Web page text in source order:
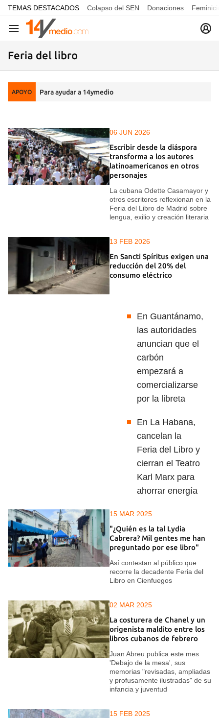
common.go-to-content
TEMAS DESTACADOS Colapso del SEN Donaciones
Navegación
Feria del libro
APOYO Para ayudar a 14ymedio
06 JUN 2026
Escribir desde la diáspora
transforma a los autores
latinoamericanos en otros
personajes
La cubana Odette Casamayor y
otros escritores reflexionan en la
Feria del Libro de Madrid sobre
lengua, exilio y creación literaria
13 FEB 2026
En Sancti Spíritus exigen una
reducción del 20% del
consumo eléctrico
En Guantánamo,
las autoridades
anuncian que el
carbón
empezará a
comercializarse
por la libreta
En La Habana,
cancelan la
Feria del Libro y
cierran el Teatro
Karl Marx para
ahorrar energía
15 MAR 2025
"¿Quién es la tal Lydia
Cabrera? Mil gentes me han
preguntado por ese libro"
Así contestan al público que
recorre la decadente Feria del
Libro en Cienfuegos
02 MAR 2025
La costurera de Chanel y un
origenista maldito entre los
libros cubanos de febrero
Juan Abreu publica este mes
'Debajo de la mesa', sus
memorias "revisadas, ampliadas
y profusamente ilustradas" de su
infancia y juventud
15 FEB 2025